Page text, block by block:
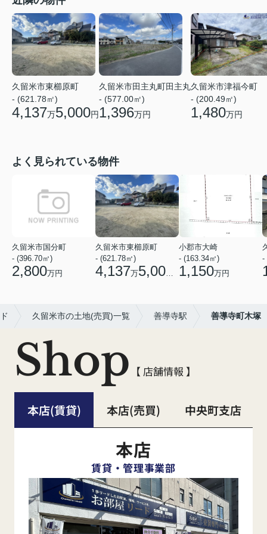
久留米市東櫛原町
- (621.78㎡)
4,137万5,000円
久留米市田主丸町田主丸
- (577.00㎡)
1,396万円
久留米市津福今町
- (200.49㎡)
1,480万円
よく見られている物件
久留米市国分町
- (396.70㎡)
2,800万円
久留米市東櫛原町
- (621.78㎡)
4,137万5,000 円
小郡市大崎
- (163.34㎡)
1,150万円
-
久留米市の土地(売買)一覧 善導寺駅 善導寺町木塚
Shop 【 店舗情報 】
本店(賃貸) 本店(売買) 中央町支店
本店
賃貸・管理事業部